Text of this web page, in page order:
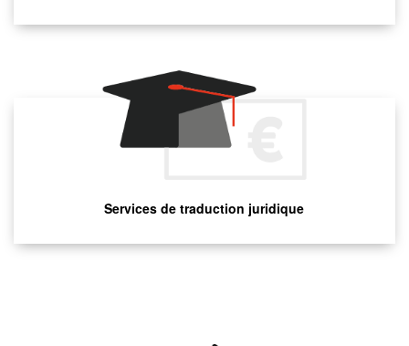
Services de traduction juridique